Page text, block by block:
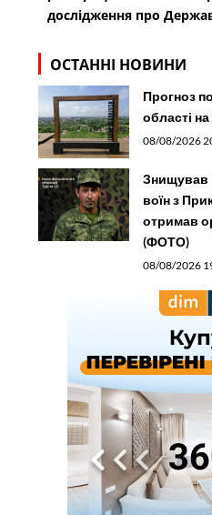
дослідження про
ОСТАННІ НОВИНИ
Прогноз
області
08/08/2026
Знищував
воїн з
отримав
(ФОТО)
08/08/2026